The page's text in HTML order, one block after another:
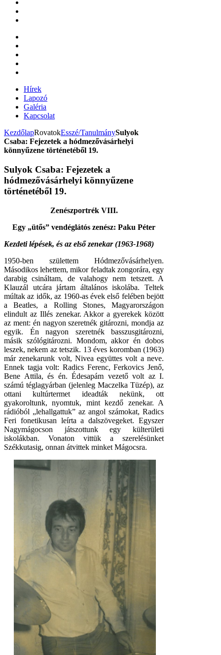
Hírek
Lapozó
Galéria
Kapcsolat
KezdőlapRovatokEsszé/TanulmánySulyok
Csaba: Fejezetek a hódmezővásárhelyi
könnyűzene történetéből 19.
Sulyok Csaba: Fejezetek a
hódmezővásárhelyi könnyűzene
történetéből 19.
Zenészportrék VIII.
Egy „ütős” vendéglátós zenész: Paku Péter
Kezdeti lépések, és az első zenekar (1963-1968)
1950-ben születtem Hódmezővásárhelyen.
Másodikos lehettem, mikor feladtak zongorára, egy
darabig csináltam, de valahogy nem tetszett. A
Klauzál utcára jártam általános iskolába. Teltek
múltak az idők, az 1960-as évek első felében bejött
a Beatles, a Rolling Stones, Magyarországon
elindult az Illés zenekar. Akkor a gyerekek között
az ment: én nagyon szeretnék gitározni, mondja az
egyik. Én nagyon szeretnék basszusgitározni,
másik szólógitározni. Mondom, akkor én dobos
leszek, nekem az tetszik. 13 éves koromban (1963)
már zenekarunk volt, Nivea együttes volt a neve.
Ennek tagja volt: Radics Ferenc, Ferkovics Jenő,
Bene Attila, és én. Édesapám vezető volt az I.
számú téglagyárban (jelenleg Maczelka Tüzép), az
ottani kultúrtermet ideadták nekünk, ott
gyakoroltunk, nyomtuk, mint kezdő zenekar. A
rádióból „lehallgattuk” az angol számokat, Radics
Feri fonetikusan leírta a dalszövegeket. Egyszer
Nagymágocson játszottunk egy külterületi
iskolákban. Vonaton vittük a szerelésünket
Székkutasig, onnan átvittek minket Mágocsra.